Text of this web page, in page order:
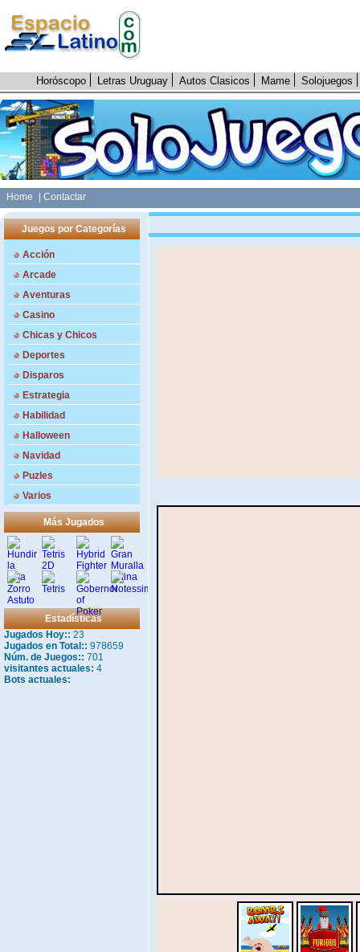
Horóscopo Letras Uruguay Autos Clasicos Mame Solojuegos
Home | Contactar
Juegos por Categorías
Acción
Arcade
Aventuras
Casino
Chicas y Chicos
Deportes
Disparos
Estrategia
Habilidad
Halloween
Navidad
Puzles
Varios
Más Jugados
Estadísticas
Jugados Hoy:: 23
Jugados en Total:: 978659
Núm. de Juegos:: 701
visitantes actuales: 4
Bots actuales: